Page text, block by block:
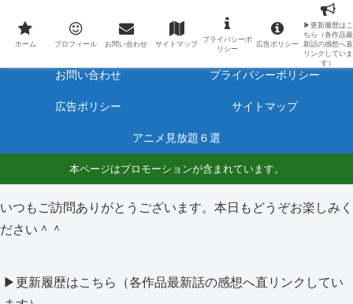
最新アニメのあらすじと感想をネタバレ有りで毎日更新しています。
ホーム プロフィール
お問い合わせ プライバシーポリシー
広告ポリシー サイトマップ
アニメ見放題６選
本ページはプロモーションが含まれています。
いつもご訪問ありがとうございます。本日もどうぞお楽しみく
ださい＾＾
▶更新履歴はこちら（各作品最新話の感想へ直リンクしてい
ホーム プロフィール お問い合わせ サイトマップ
プライバシーポ
リシー
広告ポリシー
▶更新履歴はこ
ちら（各作品最
新話の感想へ直
リンクしていま
す）